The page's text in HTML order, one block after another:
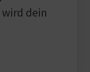
dein